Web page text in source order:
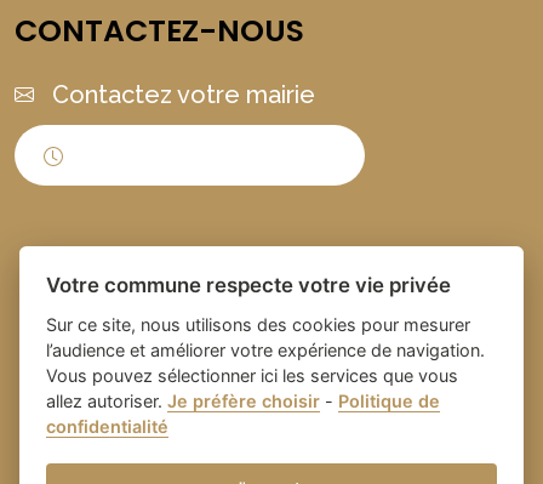
CONTACTEZ-NOUS
Contactez votre mairie
Place du village la solution web
et appli des collectivités
- Commune de
-
Gestion des cookies
Votre commune respecte votre vie privée
Sur ce site, nous utilisons des cookies pour mesurer
l’audience et améliorer votre expérience de navigation.
Vous pouvez sélectionner ici les services que vous
allez autoriser.Je préfère choisir - Politique de
confidentialité